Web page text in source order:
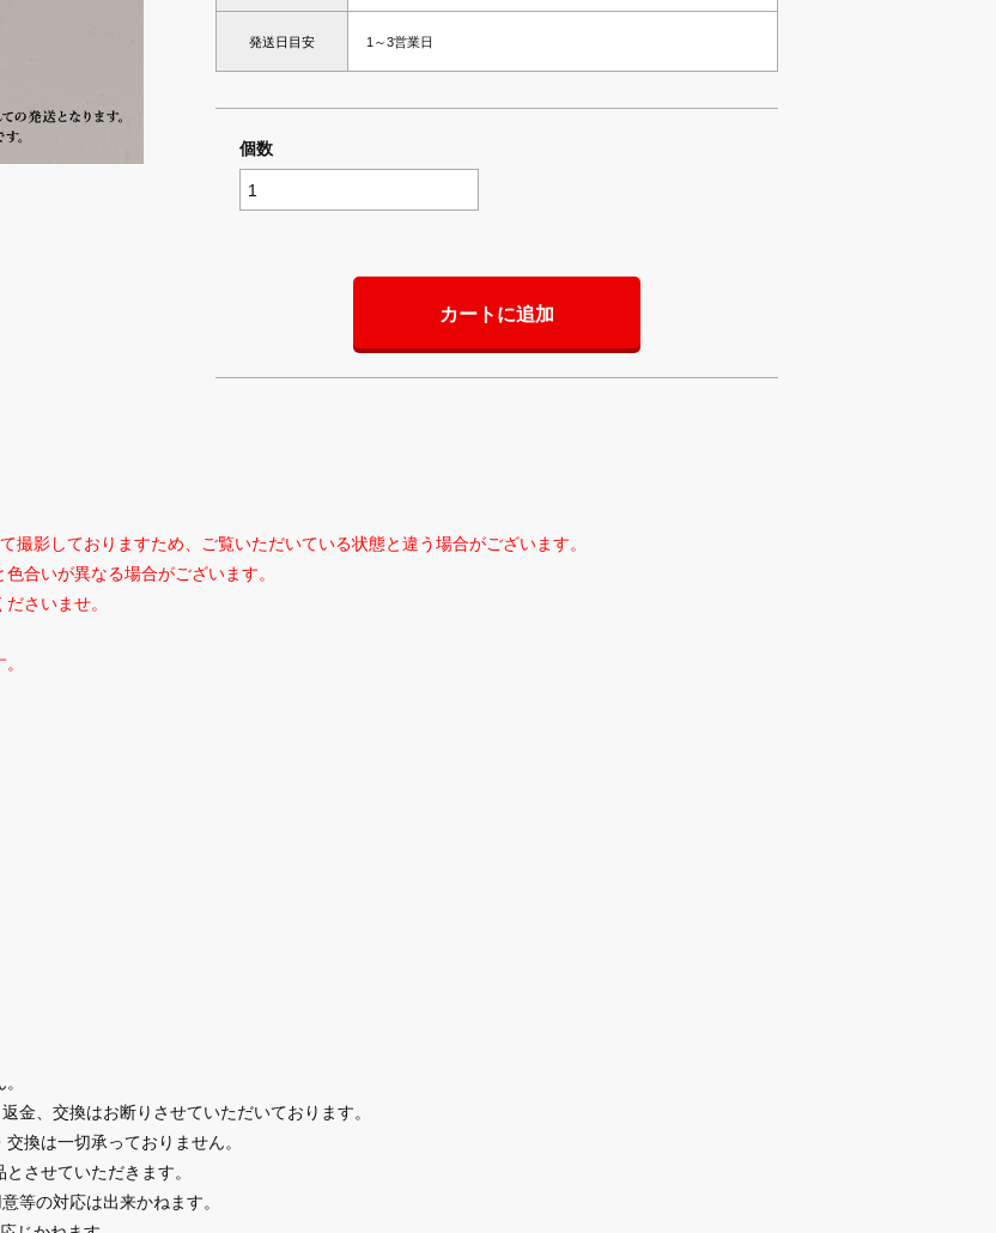
発送日目安 1～3営業日
個数
カートに追加
影しておりますため、ご覧いただいている状態と違う場合がございます。
合いが異なる場合がございます。
さいませ。
金、交換はお断りさせていただいております。
換は一切承っておりません。
させていただきます。
等の対応は出来かねます。